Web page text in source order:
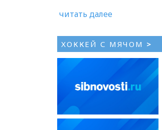
читать далее
ХОККЕЙ С МЯЧОМ >